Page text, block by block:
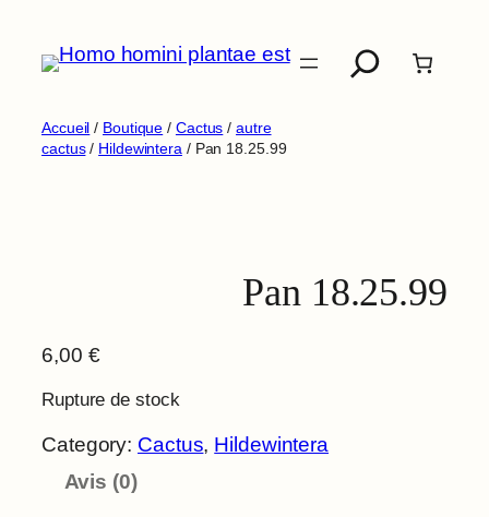
contenu
Accueil / Boutique / Cactus /autre
cactus/ Hildewintera/ Pan 18.25.99
Pan 18.25.99
6,00 €
Rupture de stock
Category: Cactus, Hildewintera
Avis (0)